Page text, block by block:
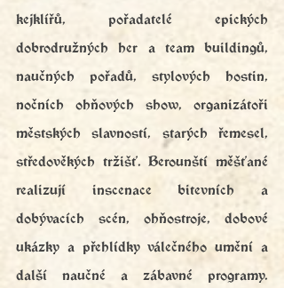
kejklířů, pořadatelé epických
dobrodružných her a team buildingů,
naučných pořadů, stylových hostin,
nočních ohňových show, organizátoři
městských slavností, starých řemesel,
středověkých tržišť. Berounští měšťané
realizují inscenace bitevních a
dobývacích scén, ohňostroje, dobové
ukázky a přehlídky válečného umění a
další naučné a zábavné programy.